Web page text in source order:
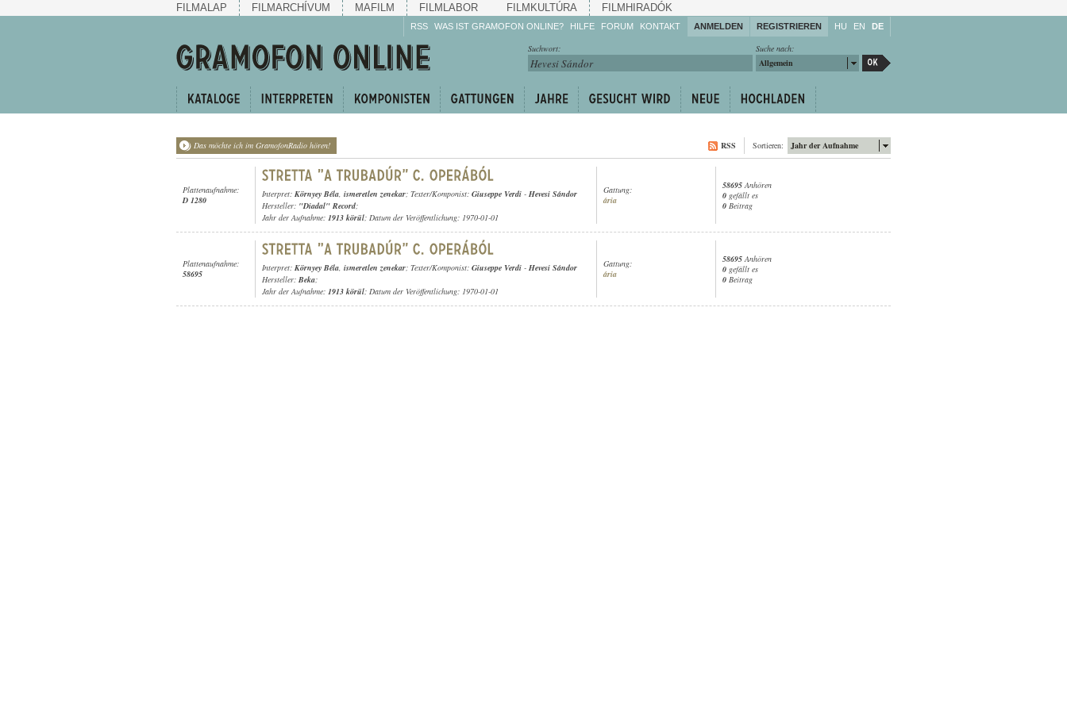
FILMALAP FILMARCHÍVUM MAFILM FILMLABOR FILMKULTÚRA FILMHIRADÓK
RSS WAS IST GRAMOFON ONLINE? HILFE
Machen Sie mit!
Reden Sie mit!
weiter!
FORUM KONTAKT ANMELDEN REGISTRIEREN HU EN DE
Suche nach:
Allgemein
Suchwort:
Das möchte ich im GramofonRadio hören! Jahr der Aufnahme
Sortieren:
RSS
Plattenaufnahme:
D 1280
Interpret: Környey Béla, ismeretlen zenekar; Texter/Komponist: Giuseppe Verdi - Hevesi Sándor
Hersteller: "Diadal" Record;
Jahr der Aufnahme: 1913 körül; Datum der Veröffentlichung: 1970-01-01
Gattung:
ária
58695 Anhören
0 gefällt es
0 Beitrag
Plattenaufnahme:
58695
Interpret: Környey Béla, ismeretlen zenekar; Texter/Komponist: Giuseppe Verdi - Hevesi Sándor
Hersteller: Beka;
Jahr der Aufnahme: 1913 körül; Datum der Veröffentlichung: 1970-01-01
Gattung:
ária
58695 Anhören
0 gefällt es
0 Beitrag